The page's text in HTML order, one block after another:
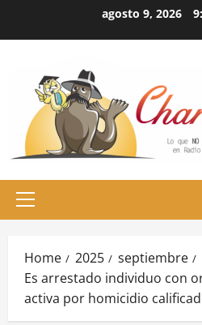
agosto 9, 2026
Primary
Home 2025 septiembre
Es arrestado individuo con
activa por homicidio